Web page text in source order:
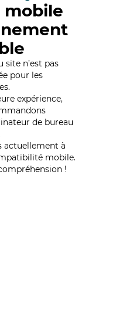
mobile
site n’est pas
pour les
expérience,
de bureau
actuellement à
mobile.
!